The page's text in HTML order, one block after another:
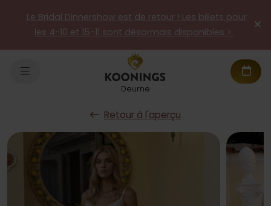
Le Bridal Dinnershow est de retour ! Les billets pour
les 4-10 et 15-11 sont désormais disponibles >
Deurne
Retour à l'aperçu